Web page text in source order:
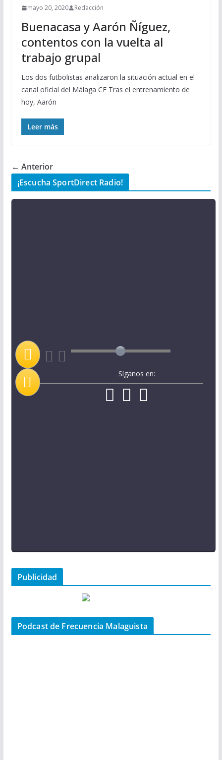
mayo 20, 2020 Redacción
Buenacasa y Aarón Ñíguez,
contentos con la vuelta al
trabajo grupal
Los dos futbolistas analizaron la situación actual en el
canal oficial del Málaga CF Tras el entrenamiento de
hoy, Aarón
Leer más
← Anterior
¡Escucha SportDirect Radio!
Síganos en:
Publicidad
Podcast de Frecuencia Malaguista